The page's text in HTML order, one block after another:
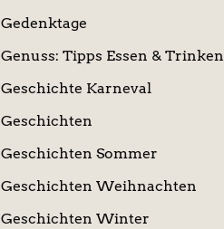
Gedenktage
Genuss: Tipps Essen & Trinken
Geschichte Karneval
Geschichten
Geschichten Sommer
Geschichten Weihnachten
Geschichten Winter